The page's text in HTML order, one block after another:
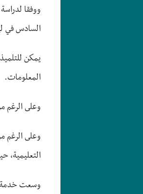
السادس في ليسوتو (متوسط أعمارهم
يمكن
المعلومات.
وعلى الرغم
وعلى الرغم
التعليمية، حيث لا يستخدم
وسعت خدمة